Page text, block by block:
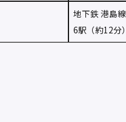
地下鉄 港島線
6駅（約12分）